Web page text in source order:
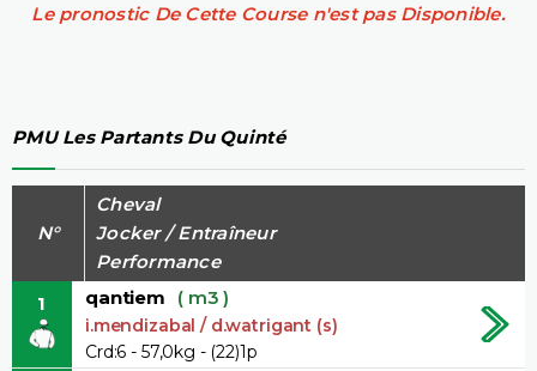
Le pronostic De Cette Course n'est pas Disponible.
PMU Les Partants Du Quinté
N°
Cheval
Jocker / Entraîneur
Performance
1
qantiem ( m3 )
i.mendizabal / d.watrigant (s)
Crd:6 - 57,0kg - (22)1p